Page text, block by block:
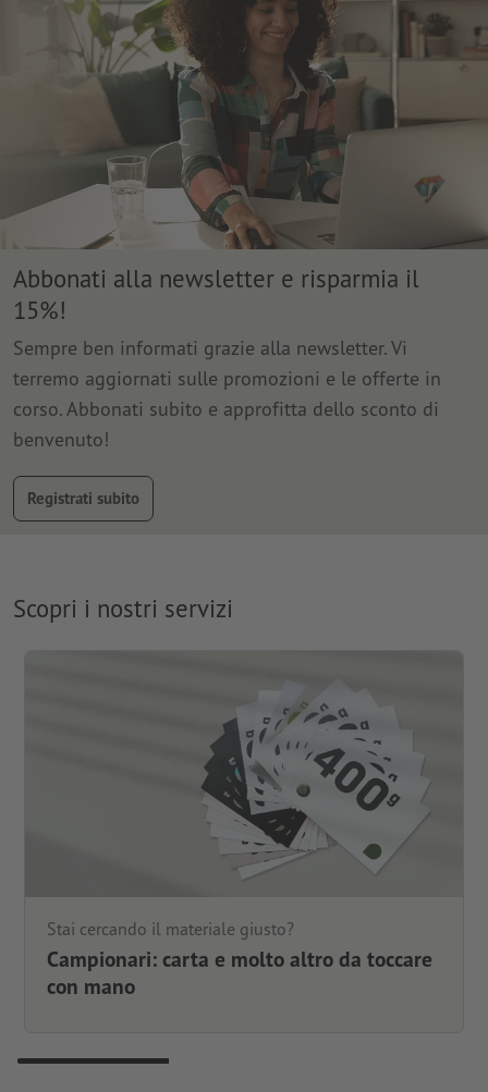
Abbonati alla newsletter e risparmia il
15%!
Sempre ben informati grazie alla newsletter. Vi
terremo aggiornati sulle promozioni e le offerte in
corso. Abbonati subito e approfitta dello sconto di
benvenuto!
Registrati subito
Scopri i nostri servizi
Stai cercando il materiale giusto?
Campionari: carta e molto altro da toccare
con mano